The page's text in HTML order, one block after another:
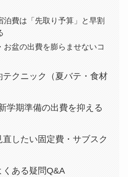
泊費は「先取り予算」と早割
お盆の出費を膨らませないコ
クニック（夏バテ・食材
学期準備の出費を抑える
したい固定費・サブスク
ある疑問Q&A